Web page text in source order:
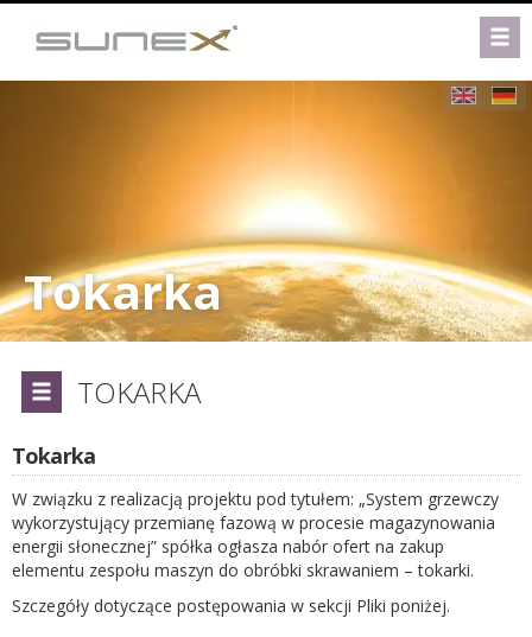
Tokarka
TOKARKA
Tokarka
W związku z realizacją projektu pod tytułem: „System grzewczy
wykorzystujący przemianę fazową w procesie magazynowania
energii słonecznej” spółka ogłasza nabór ofert na zakup
elementu zespołu maszyn do obróbki skrawaniem – tokarki.
Szczegóły dotyczące postępowania w sekcji Pliki poniżej.